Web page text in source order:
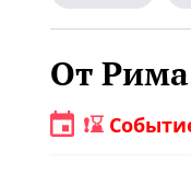
От
❗⌛️